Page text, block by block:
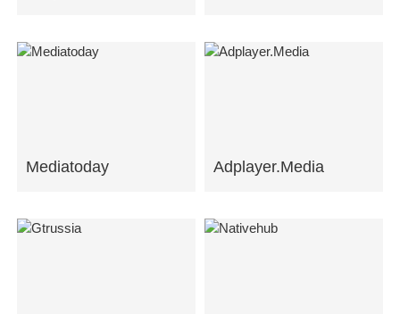
Mediatoday Adplayer.Media